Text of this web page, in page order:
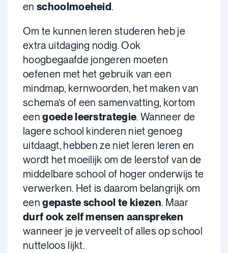
en schoolmoeheid.
Om te kunnen leren studeren heb je
extra uitdaging nodig. Ook
hoogbegaafde jongeren moeten
oefenen met het gebruik van een
mindmap, kernwoorden, het maken van
schema’s of een samenvatting, kortom
eengoede leerstrategie. Wanneer de
lagere school kinderen niet genoeg
uitdaagt, hebben ze niet leren leren en
wordt het moeilijk om de leerstof van de
middelbare school of hoger onderwijs te
verwerken. Het is daarom belangrijk om
eengepaste school te kiezen. Maar
durf ook zelf mensen aanspreken
wanneer je je verveelt of alles op school
nutteloos lijkt.